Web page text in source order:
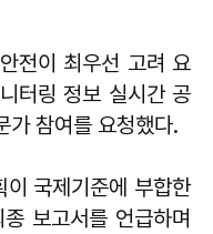
전이 최우선 고려 요
터링 정보 실시간 공
가 참여를 요청했다.
국제기준에 부합한
보고서를 언급하며